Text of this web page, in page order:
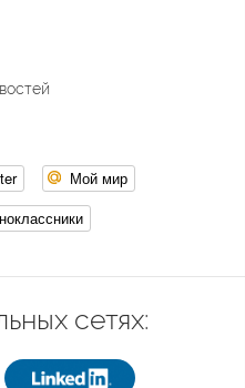
Мой мир
сетях: